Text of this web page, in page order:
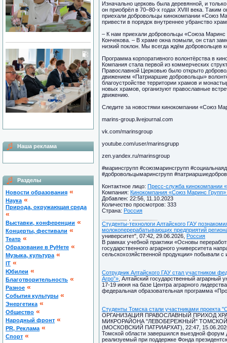
Наша реклама
Разделы
Новости образования «
Наука «
Природа, окружающая среда
«
Выставки, конференции «
Концерты, фестивали «
Театр «
Образование в РуНете «
Музыка, культура «
IT «
Юбилеи «
Благотворительность «
Разное «
Cобытия культуры «
Энергетика «
Общество «
Народный фронт «
PR, Реклама «
Спорт «
Изначально церковь была деревянной, и
он приобрёл в 70–80-х годах XVIII века. Таким
приехали добровольцы кинокомпании «Союз
привести в порядок внутреннее убранство
– К нам приехали добровольцы «Союза Маринс
Кончекова. – В храме окна помыли, он стал
низкий поклон. Мы всегда ждём добровольцев
Программа корпоративного волонтёрства в
Компания стала первой из коммерческих
Православной Церковью было открыто
движением «Патриаршие добровольцы»
благоустройстве территории храмов и
новых храмов, организуют православные
движению.
Следите за новостями кинокомпании «Союз
marins-group.livejournal.com
vk.com/marinsgroup
youtube.com/user/marinsgrupp
zen.yandex.ru/marinsgroup
#маринсгрупп #союзмаринсгрупп
#добровольцымаринсгрупп
Контактное лицо: Пресс-служба кинокомпании
Компания: Кинокомпания «Союз Маринс Групп»
Добавлен: 22:56, 11.10.2023
Количество просмотров: 333
Страна: Россия
Студенты-технологи Алтайского ГАУ
молокоперерабатывающих предприятий
университет", 07:42, 29.06.2026, Россия
В рамках учебной практики «Основы
государственного аграрного университета
сельскохозяйственной продукции» побывали
Сотрудник Алтайского ГАУ стал участником
Агро”» , Алтайский государственный аграрный
17-19 июня на базе Центра аграрного
федеральная образовательная программа
Студенты Томска стали участниками проекта
ОРГАНИЗАЦИЯ ПРАВОСЛАВНЫЙ ПРИХОД
МИКРОРАЙОНА "ЛЕВОБЕРЕЖНЫЙ"
(МОСКОВСКИЙ ПАТРИАРХАТ), 22:47,
Томской области завершился выездной форум
реализуемый при поддержке Фонда